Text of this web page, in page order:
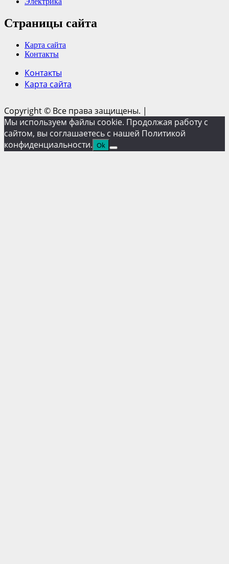
Страницы сайта
Карта сайта
Контакты
Контакты
Карта сайта
Copyright © Все права защищены. |
Мы используем файлы cookie. Продолжая работу с
сайтом, вы соглашаетесь с нашей Политикой
конфиденциальности. Ok